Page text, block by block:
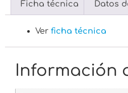
Ficha técnica Datos
Ver ficha técnica
Información